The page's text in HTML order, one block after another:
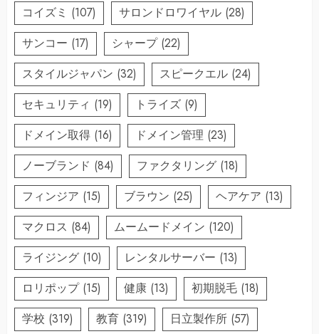
コイズミ (107) サロンドロワイヤル (28)
サンコー (17) シャープ(22)
スタイルジャパン (32) スピークエル (24)
セキュリティ (19) トライズ (9)
ドメイン取得 (16) ドメイン管理 (23)
ノーブランド (84) ファクタリング (18)
フィンジア (15) ブラウン (25) ヘアケア (13)
マクロス (84) ムームードメイン (120)
ライジング (10) レンタルサーバー (13)
ロリポップ(15) 健康 (13) 初期脱毛 (18)
学校 (319) 教育 (319) 日立製作所 (57)